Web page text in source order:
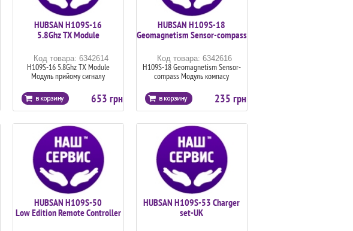
HUBSAN H109S-16
5.8Ghz TX Module
Код товара: 6342614
H109S-16 5.8Ghz TX Module
Модуль прийому сигналу
653 грн
HUBSAN H109S-18
Geomagnetism Sensor-compass
Код товара: 6342616
H109S-18 Geomagnetism Sensor-
compass Модуль компасу
235 грн
HUBSAN H109S-50
Low Edition Remote Controller
HUBSAN H109S-53 Charger
set-UK